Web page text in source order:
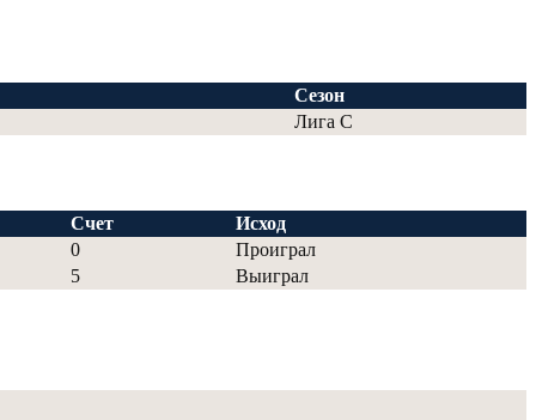
Сезон
Лига С
Счет
Исход
0
Проиграл
5
Выиграл